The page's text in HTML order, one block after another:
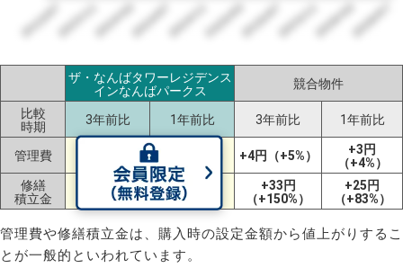
2023/072023/112024/032024/072024/112025/032025/072025/112026/032026/07
ザ・なんばタワーレジデンス
インなんばパークス
競合物件
比較
時期
3年前比 1年前比 3年前比 1年前比
管理費
（+13%）
-2円（-1%） +4円（+5%）
+3円
（+4%）
修繕
積立金
+59円
（+61%）
+21円
（+16%）
+33円
（+150%）
+25円
（+83%）
管理費や修繕積立金は、購入時の設定金額から値上がりするこ
とが一般的といわれています。